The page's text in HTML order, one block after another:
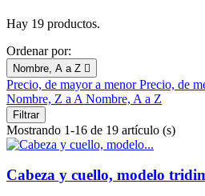
Hay 19 productos.
Ordenar por:
Nombre, A a Z 
Precio, de mayor a menorPrecio, de
Nombre, Z a A Nombre, A a Z
Filtrar
Mostrando 1-16 de 19 artículo (s)
Cabeza y cuello, modelo